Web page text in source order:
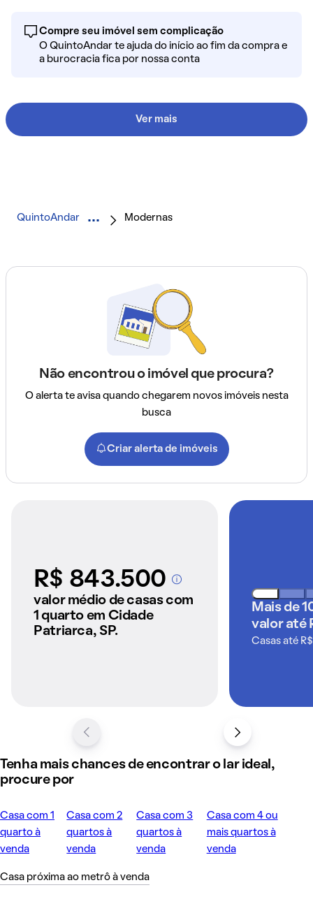
Compre seu imóvel sem complicação
O QuintoAndar te ajuda do início ao fim da compra e
a burocracia fica por nossa conta
Ver mais
QuintoAndar Modernas
Não encontrou o imóvel que procura?
O alerta te avisa quando chegarem novos imóveis nesta
busca
Criar alerta de imóveis
R$ 843.500A partir dos imóveis
anunciados pelo
valor médio de casas com
1 quarto em Cidade
Patriarca, SP.
Mais de
valor até
Casas até
Tenha mais chances de encontrar o lar ideal,
procure por
Casa com 1
quarto à
venda
Casa com 2
quartos à
venda
Casa com 3
quartos à
venda
Casa com 4 ou
mais quartos à
venda
Casa próxima ao metrô à venda